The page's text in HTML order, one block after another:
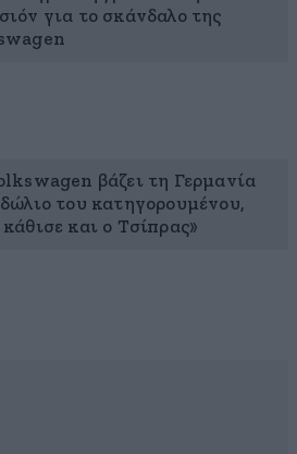
για το σκάνδαλο της
βάζει τη Γερμανία
του κατηγορουμένου,
και ο Τσίπρας»